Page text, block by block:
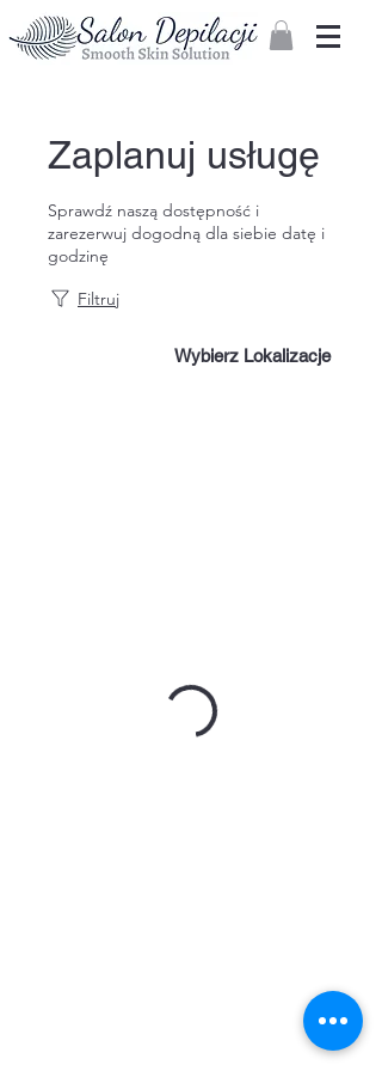
Zaloguj
Zaplanuj usługę
Sprawdź naszą dostępność i
zarezerwuj dogodną dla siebie datę i
godzinę
Filtruj
Wybierz Lokalizacje